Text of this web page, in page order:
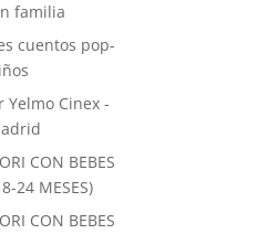
familia
cuentos pop-
Yelmo Cinex -
CON BEBES
24 MESES)
CON BEBES